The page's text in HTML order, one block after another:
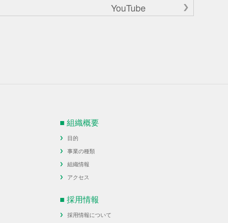
YouTube
■ 組織概要
目的
事業の種類
組織情報
アクセス
■ 採用情報
採用情報について